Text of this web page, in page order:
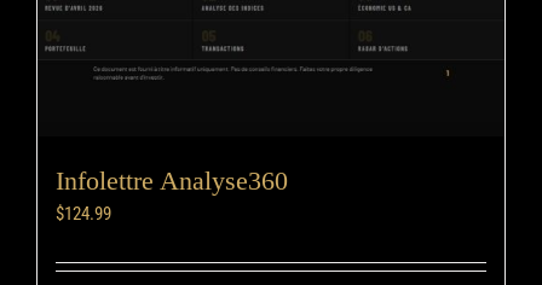
Infolettre Analyse360
$124.99